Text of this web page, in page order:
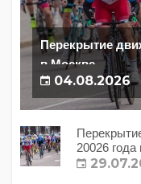
Перекрытие
в Москве
04.08.2026
20026